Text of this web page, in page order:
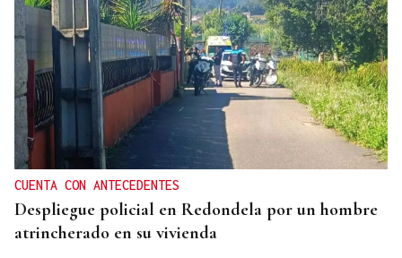
CUENTA CON ANTECEDENTES
Despliegue policial en Redondela por un hombre
atrincherado en su vivienda